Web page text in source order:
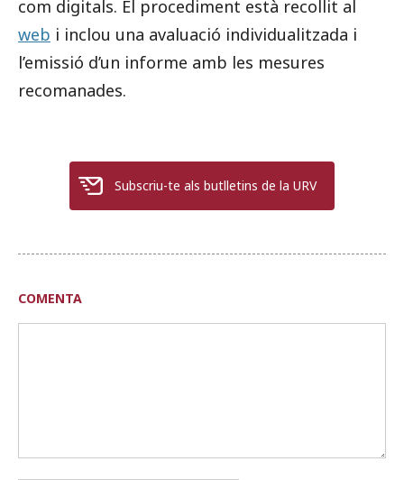
com digitals. El procediment està recollit al
web i inclou una avaluació individualitzada i
l’emissió d’un informe amb les mesures
recomanades.
Subscriu-te als butlletins de la URV
COMENTA